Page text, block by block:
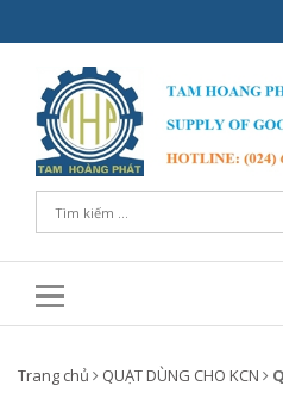
Trang chủ QUẠT DÙNG CHO KCN